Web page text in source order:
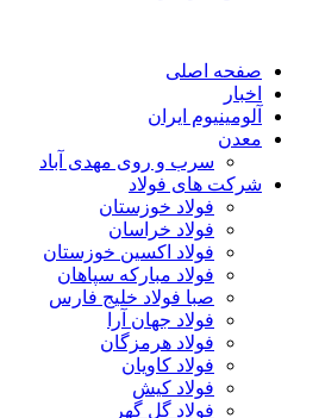
صفحه اصلی
اخبار
آلومینیوم ایران
معدن
سرب و روی مهدی آباد
شرکت های فولاد
فولاد خوزستان
فولاد خراسان
فولاد اکسین خوزستان
فولاد مبارکه سپاهان
صبا فولاد خلیج فارس
فولاد جهان آرا
فولاد هرمزگان
فولاد کاویان
فولاد کیش
فولاد گل گهر